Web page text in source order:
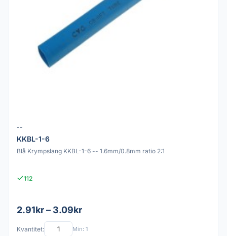
--
KKBL-1-6
Blå Krympslang KKBL-1-6 -- 1.6mm/0.8mm ratio 2:1
112
2.91kr – 3.09kr
Kvantitet: Min: 1